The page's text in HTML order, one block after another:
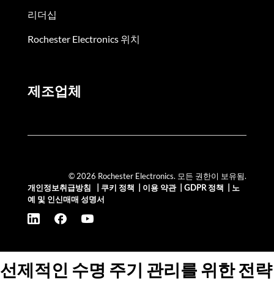
리더십
Rochester Electronics 위치
제조업체
© 2026 Rochester Electronics. 모든 권한이 보유됨.
개인정보취급방침
쿠키 정책 이용 약관| GDPR 정책
노
예 및 인신매매 성명서
선제적인 수명 주기 관리를 위한 전략